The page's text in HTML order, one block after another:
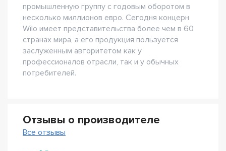
промышленную группу с годовым оборотом в
несколько миллионов евро. Сегодня концерн
Wilo имеет представительства более чем в 60
странах мира, а его продукция пользуется
заслуженным авторитетом как у
профессионалов отрасли, так и у обычных
потребителей.
Отзывы о производителе
Все отзывы